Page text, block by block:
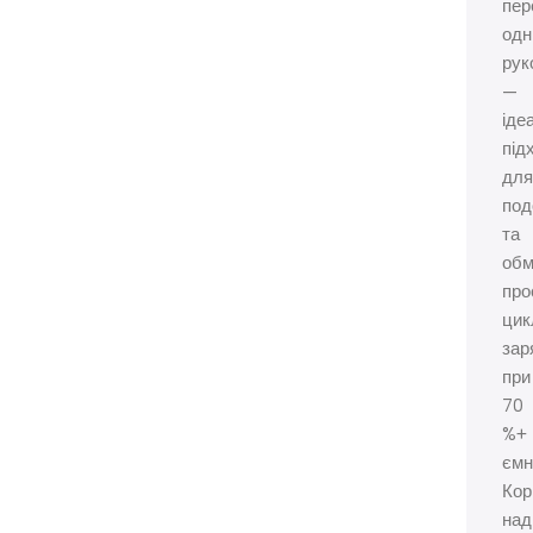
—
для
та
при
70
%+